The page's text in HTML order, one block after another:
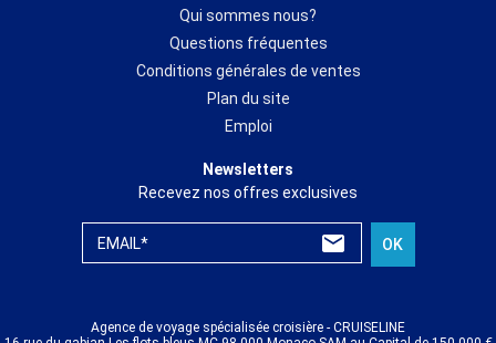
Qui sommes nous?
Questions fréquentes
Conditions générales de ventes
Plan du site
Emploi
Newsletters
Recevez nos offres exclusives
EMAIL* OK
Agence de voyage spécialisée croisière - CRUISELINE